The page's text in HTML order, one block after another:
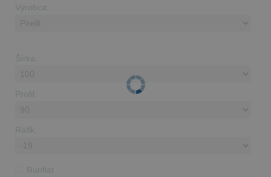
Výrobca:
Šírka:
Profil:
Ráfik:
Runflat